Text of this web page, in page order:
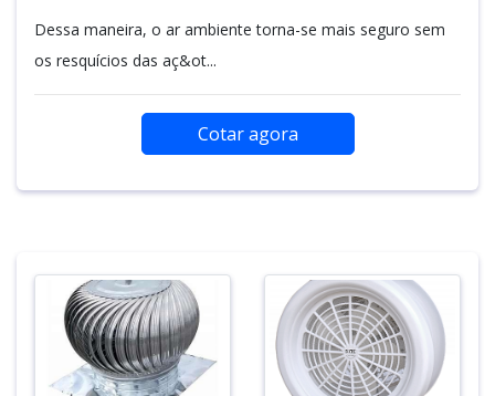
Dessa maneira, o ar ambiente torna-se mais seguro sem
os resquícios das aç&ot...
Cotar agora